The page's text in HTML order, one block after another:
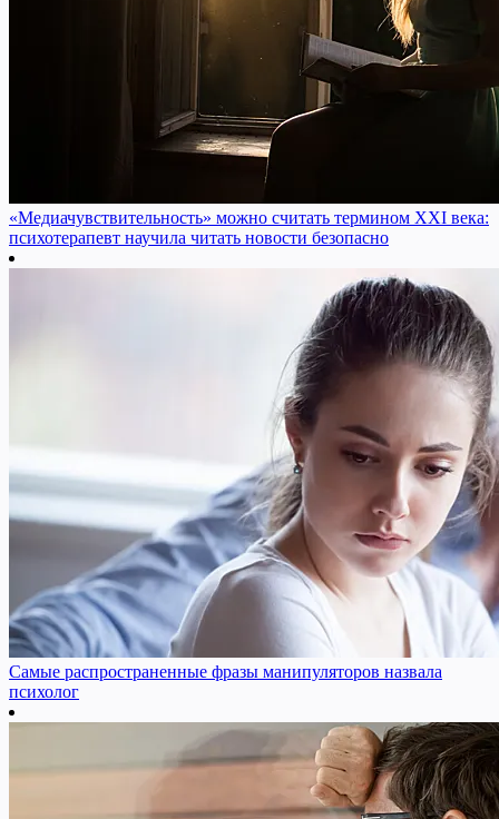
«Медиачувствительность» можно считать термином XXI века:
психотерапевт научила читать новости безопасно
Самые распространенные фразы манипуляторов назвала
психолог